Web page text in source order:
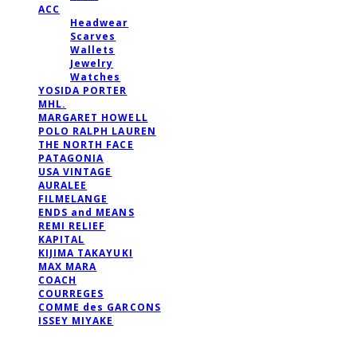
ACC
Headwear
Scarves
Wallets
Jewelry
Watches
YOSIDA PORTER
MHL.
MARGARET HOWELL
POLO RALPH LAUREN
THE NORTH FACE
PATAGONIA
USA VINTAGE
AURALEE
FILMELANGE
ENDS and MEANS
REMI RELIEF
KAPITAL
KIJIMA TAKAYUKI
MAX MARA
COACH
COURREGES
COMME des GARCONS
ISSEY MIYAKE